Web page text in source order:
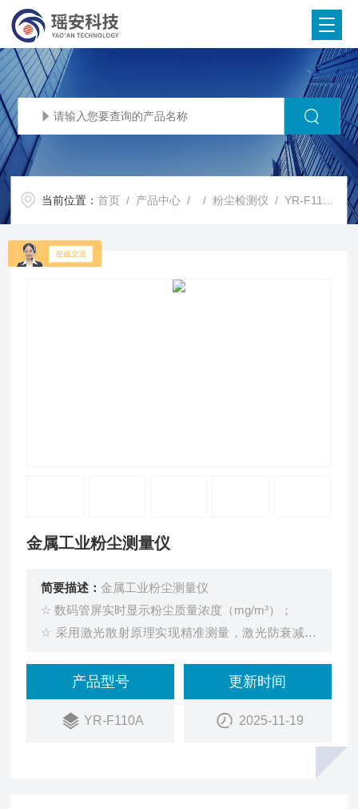
当前位置：首页 / 产品中心 / /粉尘检测仪 / YR-F110A金属工业粉尘测量仪
金属工业粉尘测量仪
简要描述：金属工业粉尘测量仪
☆ 数码管屏实时显示粉尘质量浓度（mg/m³）；
☆ 采用激光散射原理实现精准测量，激光防衰减技
☆ RS485总线，4G或者LoRa无线（选配）；
☆ 标准三线制4-20mA电流输出，抗干扰能力强，易
于远距离信号传输；
产品型号
YR-F110A
更新时间
2025-11-19